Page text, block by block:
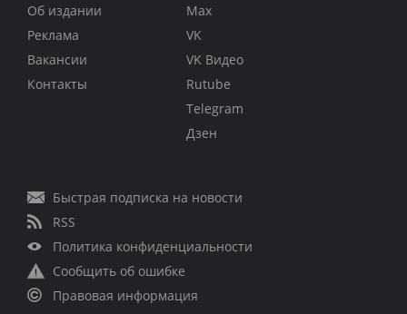
Об издании
Реклама
Вакансии
Контакты
Max
VK
VK Видео
Rutube
Telegram
Дзен
Быстрая подписка на новости
RSS
Политика конфиденциальности
Сообщить об ошибке
Правовая информация